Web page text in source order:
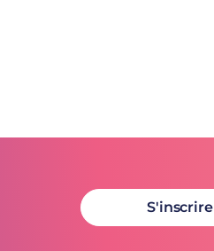
S'inscrire